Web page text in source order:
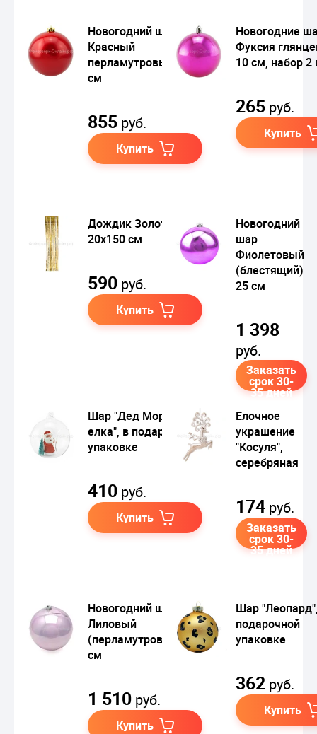
Новогодний шар
Красный
перламутровый 20
см
855 руб.
Купить
Новогодние
Фуксия
10 см, набор 2
265 руб.
Купить
Дождик Золотой
20х150 см
590 руб.
Купить
Новогодний
шар
Фиолетовый
(блестящий)
25 см
1 398
руб.
Заказать
срок 30-
35 дней
Шар "Дед Мороз и
елка", в подарочной
упаковке
410 руб.
Купить
Елочное
украшение
"Косуля",
серебряная
174 руб.
Заказать
срок 30-
35 дней
Новогодний шар
Лиловый
(перламутровый) 25
см
1 510 руб.
Купить
Шар
подарочной
упаковке
362 руб.
Купить